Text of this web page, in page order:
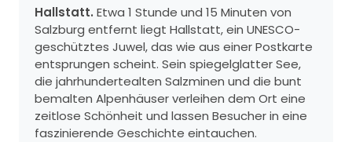
Hallstatt. Etwa 1 Stunde und 15 Minuten von
Salzburg entfernt liegt Hallstatt, ein UNESCO-
geschütztes Juwel, das wie aus einer Postkarte
entsprungen scheint. Sein spiegelglatter See,
die jahrhundertealten Salzminen und die bunt
bemalten Alpenhäuser verleihen dem Ort eine
zeitlose Schönheit und lassen Besucher in eine
faszinierende Geschichte eintauchen.